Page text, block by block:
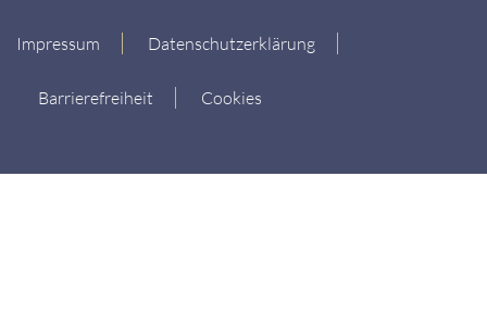
Impressum Datenschutzerklärung
Barrierefreiheit Cookies